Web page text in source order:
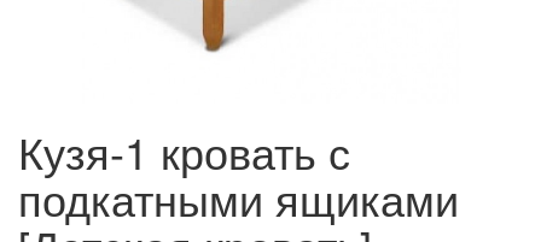
Кузя-1 кровать с
подкатными ящиками